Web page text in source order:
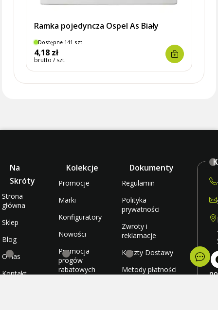
Ramka pojedyncza Ospel As Biały
Dostępne 141 szt.
4,18 zł
brutto / szt.
Na
Skróty
Strona
główna
Sklep
Blog
O nas
Kontakt
Kolekcje
Promocje
Marki
Konfiguratory
Nowości
Promocja
progów
rabatowych
Dokumenty
Regulamin
Polityka
prywatności
Zwroty i
reklamacje
Koszty Dostawy
Metody płatności